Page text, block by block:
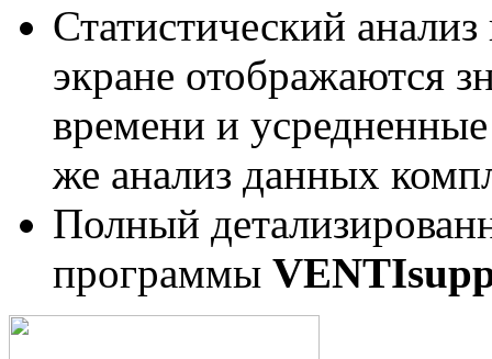
Статистический
экране отображаются
времени и
же анализ данных
Полный
программы